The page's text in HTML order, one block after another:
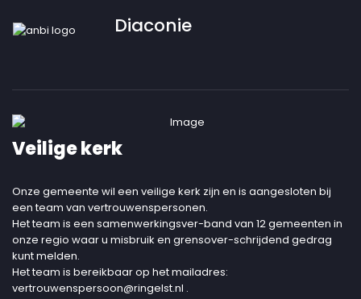
Diaconie
Veilige kerk
Onze gemeente wil een veilige kerk zijn en is aangesloten bij
een team van vertrouwenspersonen.
Het team is een samenwerkingsver-band van 12 gemeenten in
onze regio waar u misbruik en grensover-schrijdend gedrag
kunt melden.
Het team is bereikbaar op het mailadres:
vertrouwenspersoon@ringelst.nl .